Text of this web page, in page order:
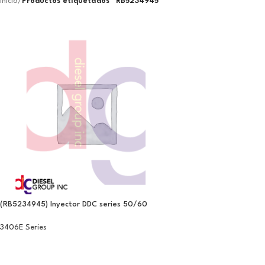
(RB5234945) Inyector DDC series 50/60
3406E Series